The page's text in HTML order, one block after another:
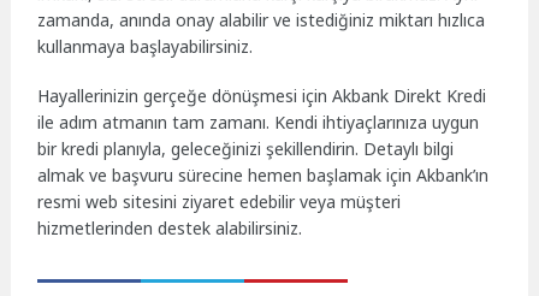
zamanda, anında onay alabilir ve istediğiniz miktarı hızlıca
kullanmaya başlayabilirsiniz.
Hayallerinizin gerçeğe dönüşmesi için Akbank Direkt Kredi
ile adım atmanın tam zamanı. Kendi ihtiyaçlarınıza uygun
bir kredi planıyla, geleceğinizi şekillendirin. Detaylı bilgi
almak ve başvuru sürecine hemen başlamak için Akbank’ın
resmi web sitesini ziyaret edebilir veya müşteri
hizmetlerinden destek alabilirsiniz.